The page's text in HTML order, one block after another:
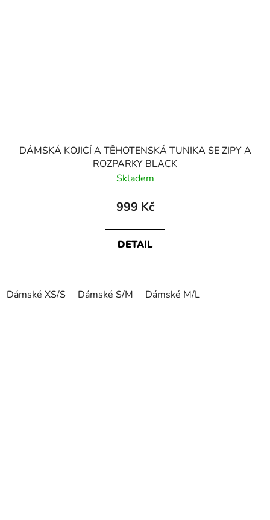
DÁMSKÁ KOJICÍ A TĚHOTENSKÁ TUNIKA SE ZIPY A
ROZPARKY BLACK
Skladem
999 Kč
DETAIL
Dámské XS/S Dámské S/M Dámské M/L